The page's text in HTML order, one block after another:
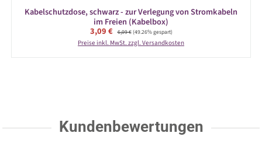
Kabelschutzdose, schwarz - zur Verlegung von Stromkabeln
im Freien (Kabelbox)
Verkaufspreis:
3,09 € Regulärer Preis:
6,09 €(49.26% gespart)
Preise inkl. MwSt. zzgl. Versandkosten
Kundenbewertungen